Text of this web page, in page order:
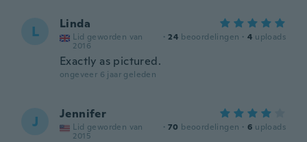
L Linda
Lid geworden van
2016
· 24 beoordelingen · 4 uploads
Exactly as pictured.
ongeveer 6 jaar geleden
J Jennifer
Lid geworden van
2015
· 70 beoordelingen · 6 uploads